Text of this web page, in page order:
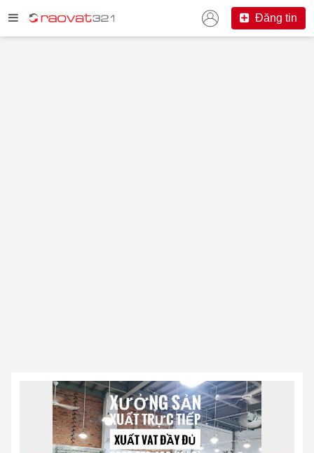
Đăng tin